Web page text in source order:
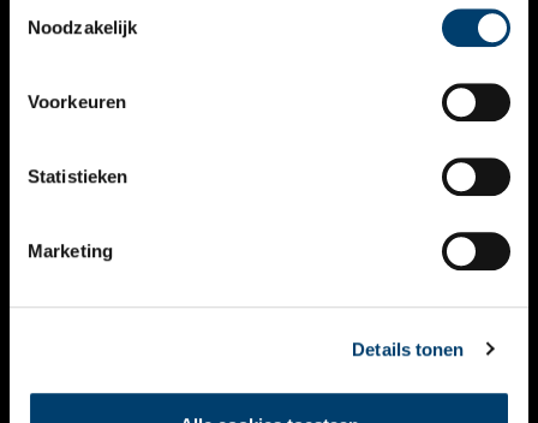
Noodzakelijk
Voorkeuren
Statistieken
Marketing
Details tonen
VERHALEN
KALENDER
THEMA’S
VIDEO’S
CONTACT